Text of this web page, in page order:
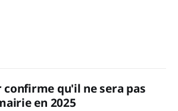
qu'il ne sera pas
en 2025